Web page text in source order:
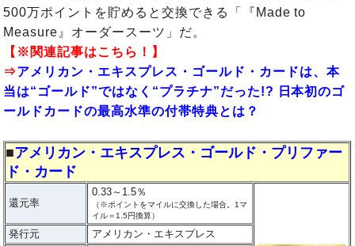
500万ポイントを貯めると交換できる「『Made to
Measure』オーダースーツ」だ。
【※関連記事はこちら！】
⇒アメリカン・エキスプレス・ゴールド・カードは、本
当は“ゴールド”ではなく“プラチナ”だった!? 日本初のゴ
ールドカードの最高水準の付帯特典とは？
■アメリカン・エキスプレス・ゴールド・プリファー
ド・カード
還元率
0.33～1.5％
（※ポイントをマイルに交換した場合。1マ
イル＝1.5円換算）
発行元
アメリカン・エキスプレス